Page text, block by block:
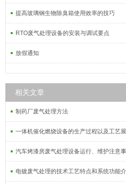
提高玻璃钢生物除臭箱使用效率的技巧
RTO废气处理设备的安装与调试要点
放假通知
相关文章
制药厂废气处理方法
一体机催化燃烧设备的生产过程以及工艺
汽车烤漆房废气处理设备运行、维护注意
电镀废气处理的技术工艺特点和系统功能